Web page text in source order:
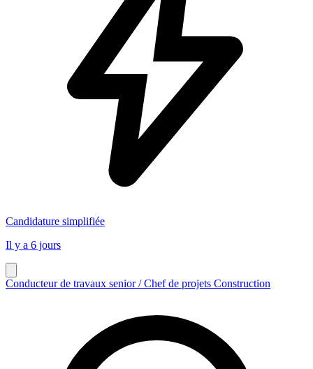
Candidature simplifiée
Il y a 6 jours
Conducteur de travaux senior / Chef de projets Construction